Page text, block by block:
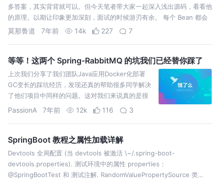
多答案，其实背背就可以。但今天笔者带大家一起深入浅出源码，看看他
的原理。以期让印象更加深刻，面试的时候游刃有余。 每个 Bean 都会
被 JDK 或者 Cglib 代理。取决于是否有接口。 每个 …
莫那鲁道 7年前 14k 227 7
等等！这两个 Spring-RabbitMQ 的坑我们已经替你踩了
上次我们分享了我们团队Java应用Docker化部署
GC变长的踩坑经历，发现还真的帮助很多同学解决
了他们项目中同样的问题。这对我们来说真的是很
大的一个激励，所以我们决定后面会不定期分享一
PassionA 7年前 12k 116 3
SpringBoot 教程之属性加载详解
Devtools 全局配置 (当 devtools 被激活 \~/.spring-boot-
devtools.properties). 测试环境中的属性 properties：
@SpringBootTest 和 测试注解. RandomValuePropertySource 类…